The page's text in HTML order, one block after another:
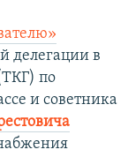
делегации в
по
и советника